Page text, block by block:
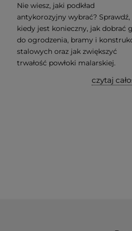
Nie wiesz, jaki podkład
antykorozyjny wybrać? Sprawdź,
kiedy jest konieczny, jak dobrać
do ogrodzenia, bramy i
stalowych oraz jak zwiększyć
trwałość powłoki malarskiej.
czytaj